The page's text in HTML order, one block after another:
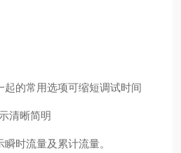
起的常用选项可缩短调试时间
清晰简明
时流量及累计流量。